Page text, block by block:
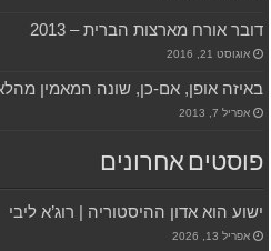
דובר אורח מארצות הברית – 2013
אוגוסט 21, 2016
באיזה אופן, אם-כן, שונה המאמין
אפריל 7, 2013
פוסטים אחרונים
ישוע הוא אדון ההיסטוריה | רוג’א ליבי
אפריל 13, 2026